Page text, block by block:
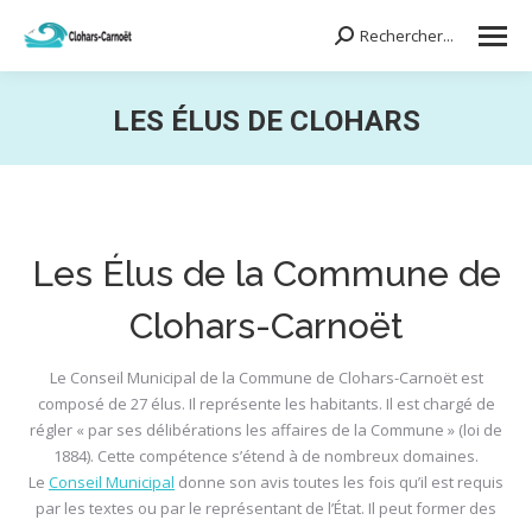
Search:Rechercher...
LES ÉLUS DE CLOHARS
Les Élus de la Commune de
Clohars-Carnoët
Le Conseil Municipal de la Commune de Clohars-Carnoët est
composé de 27 élus. Il représente les habitants. Il est chargé de
régler « par ses délibérations les affaires de la Commune » (loi de
1884). Cette compétence s’étend à de nombreux domaines.
Le Conseil Municipal donne son avis toutes les fois qu’il est requis
par les textes ou par le représentant de l’État. Il peut former des